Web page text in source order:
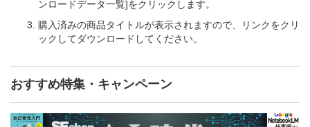
ンロードデータ一覧]をクリックします。
購入済みの商品タイトルが表示されますので、リンクをクリ
ックしてダウンロードしてください。
おすすめ特集・キャンペーン